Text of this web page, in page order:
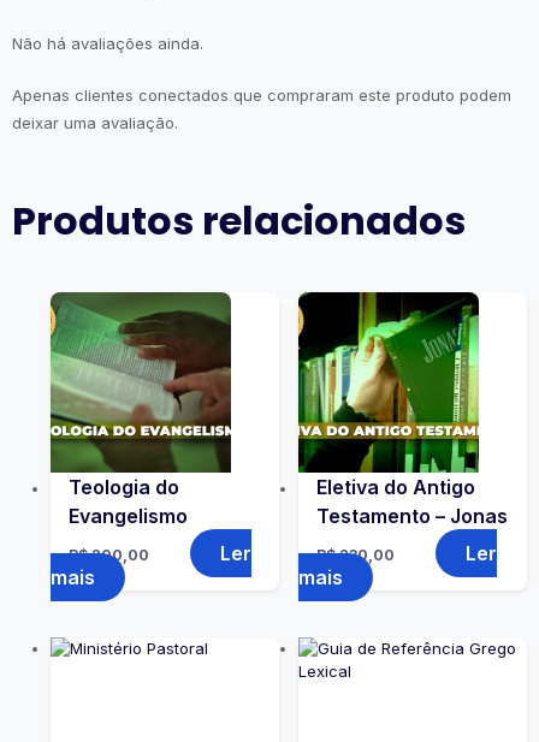
Não há avaliações ainda.
Apenas clientes conectados que compraram este produto podem
deixar uma avaliação.
Produtos relacionados
Teologia do
Evangelismo
R$200,00
Ler
mais
Eletiva do Antigo
Testamento – Jonas
R$230,00
Ler
mais